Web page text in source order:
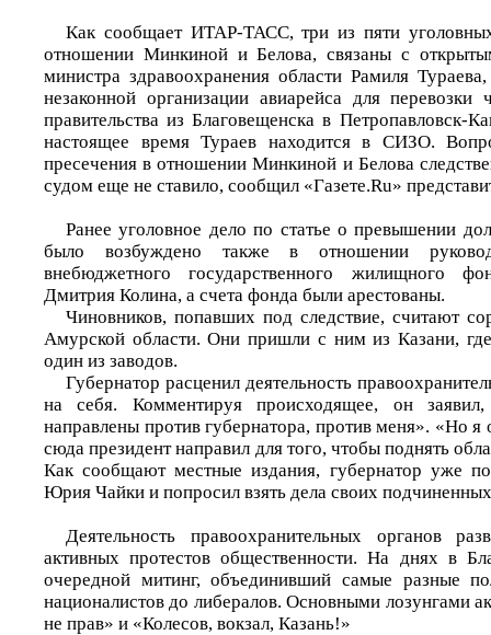
Как сообщает ИТАР-ТАСС, три из пяти
отношении Минкиной и Белова, связаны с
министра здравоохранения области Рамиля
незаконной организации авиарейса для перевозки
правительства из Благовещенска в Петропавловск-
настоящее время Тураев находится в СИЗО.
пресечения в отношении Минкиной и Белова
судом еще не ставило, сообщил «Газете.Ru»
Ранее уголовное дело по статье о превышении
было возбуждено также в отношении
внебюджетного государственного жилищного
Дмитрия Колина, а счета фонда были арестованы.
Чиновников, попавших под следствие, считают
Амурской области. Они пришли с ним из Казани,
один из заводов.
Губернатор расценил деятельность
на себя. Комментируя происходящее, он
направлены против губернатора, против меня». «Но
сюда президент направил для того, чтобы поднять
Как сообщают местные издания, губернатор уже
Юрия Чайки и попросил взять дела своих
Деятельность правоохранительных органов
активных протестов общественности. На днях в
очередной митинг, объединивший самые разные
националистов до либералов. Основными лозунгами
не прав» и «Колесов, вокзал, Казань!»